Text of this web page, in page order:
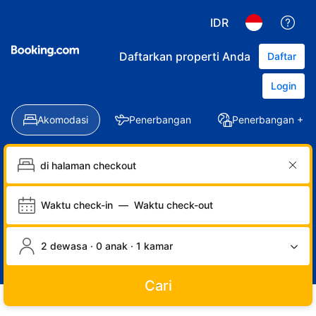
IDR
Daftarkan properti Anda Daftar
Login
Akomodasi Penerbangan Penerbangan +
Waktu check-in — Waktu check-out
2 dewasa · 0 anak · 1 kamar
Cari